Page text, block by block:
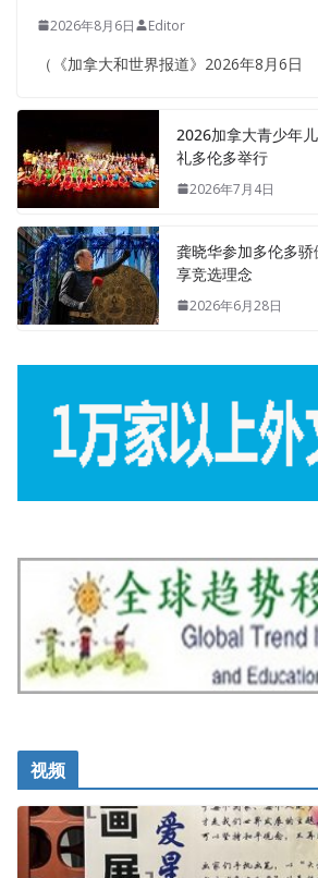
2026年8月6日 Editor
（《加拿大和世界报道》2026年8月6日
2026加拿大青少年
礼多伦多举行
2026年7月4日
龚晓华参加多伦多
享竞选理念
2026年6月28日
视频